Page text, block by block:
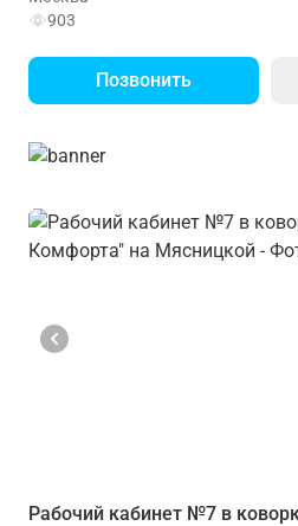
903
Позвонить
Рабочий кабинет №7 в